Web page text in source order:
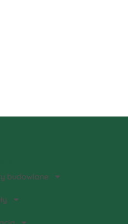
budowlane